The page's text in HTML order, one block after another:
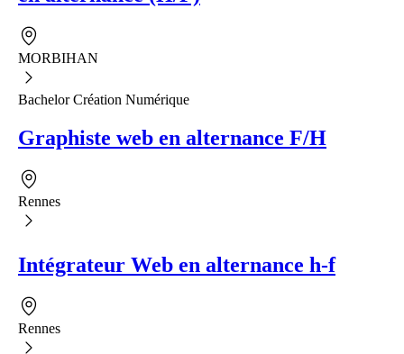
MORBIHAN
Bachelor Création Numérique
Graphiste web en alternance F/H
Rennes
Intégrateur Web en alternance h-f
Rennes